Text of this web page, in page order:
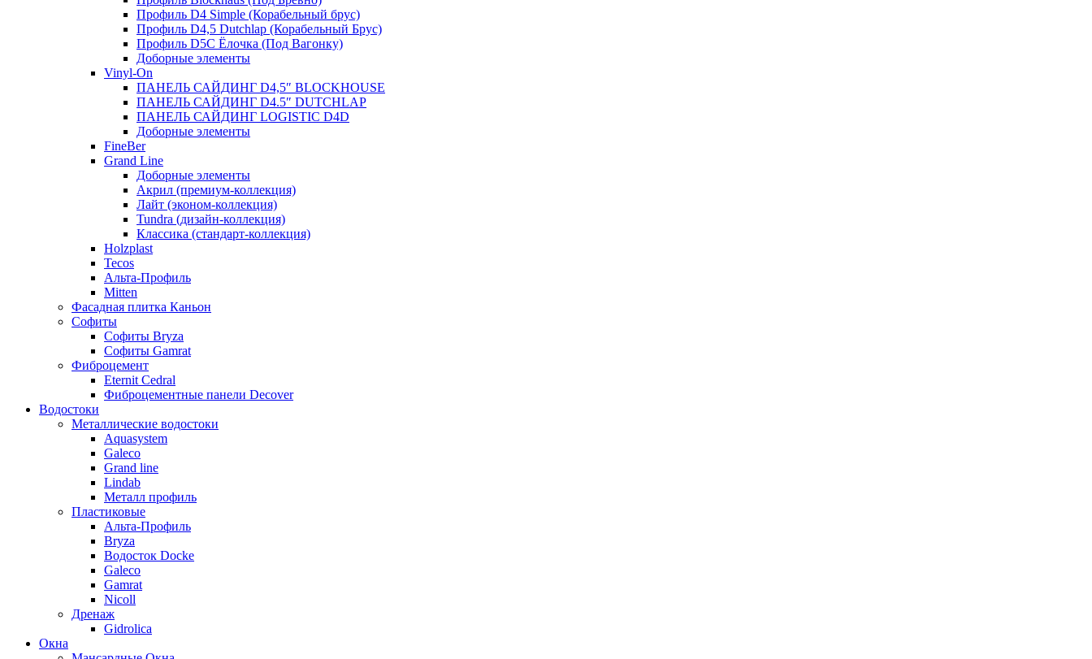
Профиль D4 Simple (Корабельный брус)
Профиль D4,5 Dutchlap (Корабельный Брус)
Профиль D5C Ёлочка (Под Вагонку)
Доборные элементы
Vinyl-On
ПАНЕЛЬ САЙДИНГ D4,5″ BLOCKHOUSE
ПАНЕЛЬ САЙДИНГ D4.5″ DUTCHLAP
ПАНЕЛЬ САЙДИНГ LOGISTIC D4D
Доборные элементы
FineBer
Grand Line
Доборные элементы
Акрил (премиум-коллекция)
Лайт (эконом-коллекция)
Tundra (дизайн-коллекция)
Классика (стандарт-коллекция)
Holzplast
Tecos
Альта-Профиль
Mitten
Фасадная плитка Каньон
Софиты
Софиты Bryza
Софиты Gamrat
Фиброцемент
Eternit Cedral
Фиброцементные панели Decover
Водостоки
Металлические водостоки
Aquasystem
Galeco
Grand line
Lindab
Металл профиль
Пластиковые
Альта-Профиль
Bryza
Водосток Docke
Galeco
Gamrat
Nicoll
Дренаж
Gidrolica
Окна